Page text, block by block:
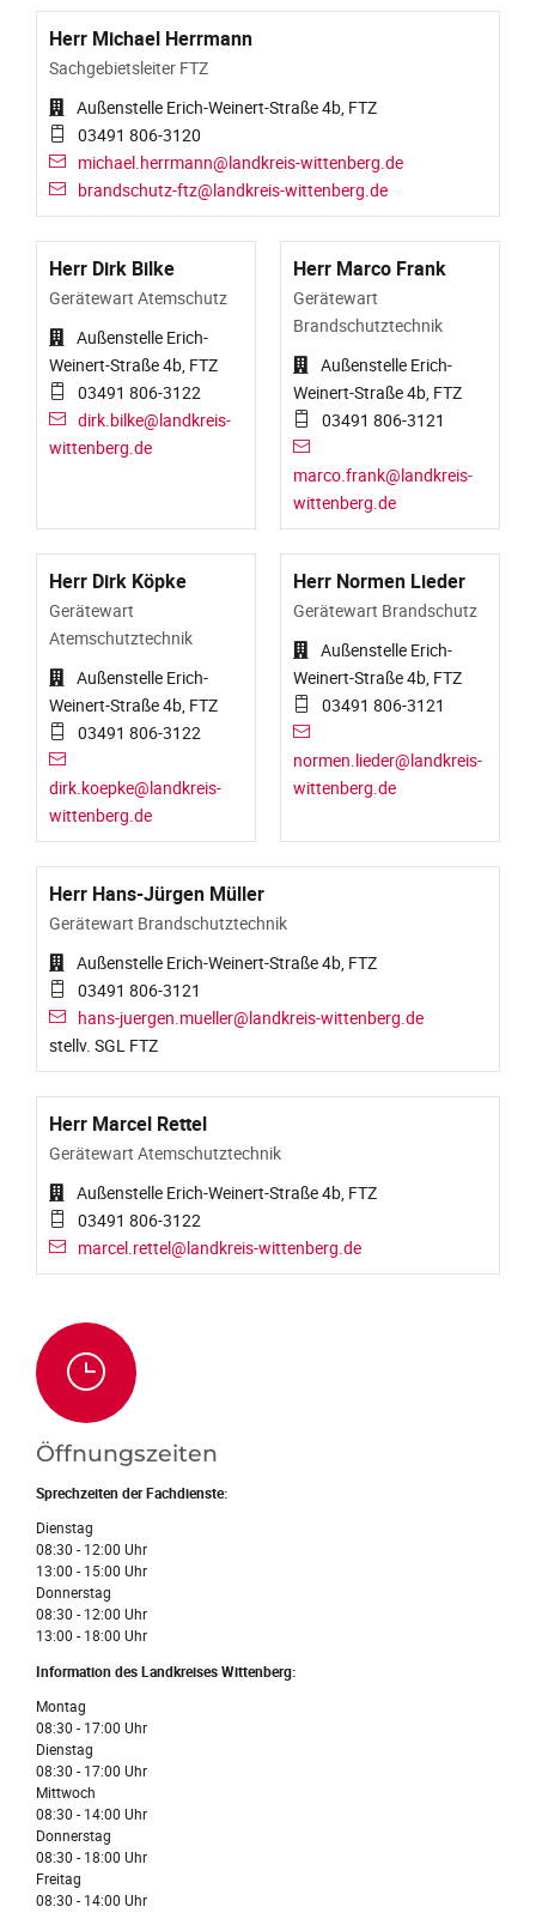
Herr Michael Herrmann
Sachgebietsleiter FTZ
Außenstelle Erich-Weinert-Straße 4b, FTZ
03491 806-3120
michael.herrmann@landkreis-wittenberg.de
brandschutz-ftz@landkreis-wittenberg.de
Herr Dirk Bilke
Gerätewart Atemschutz
Außenstelle Erich-
Weinert-Straße 4b, FTZ
03491 806-3122
dirk.bilke@landkreis-
wittenberg.de
Herr Marco Frank
Gerätewart
Brandschutztechnik
Außenstelle Erich-
Weinert-Straße 4b, FTZ
03491 806-3121
marco.frank@landkreis-
wittenberg.de
Herr Dirk Köpke
Gerätewart
Atemschutztechnik
Außenstelle Erich-
Weinert-Straße 4b, FTZ
03491 806-3122
dirk.koepke@landkreis-
wittenberg.de
Herr Normen Lieder
Gerätewart Brandschutz
Außenstelle Erich-
Weinert-Straße 4b, FTZ
03491 806-3121
normen.lieder@landkreis-
wittenberg.de
Herr Hans-Jürgen Müller
Gerätewart Brandschutztechnik
Außenstelle Erich-Weinert-Straße 4b, FTZ
03491 806-3121
hans-juergen.mueller@landkreis-wittenberg.de
stellv. SGL FTZ
Herr Marcel Rettel
Gerätewart Atemschutztechnik
Außenstelle Erich-Weinert-Straße 4b, FTZ
03491 806-3122
marcel.rettel@landkreis-wittenberg.de
Öffnungszeiten
Sprechzeiten der Fachdienste:
Dienstag
08:30 - 12:00 Uhr
13:00 - 15:00 Uhr
Donnerstag
08:30 - 12:00 Uhr
13:00 - 18:00 Uhr
Information des Landkreises Wittenberg:
Montag
08:30 - 17:00 Uhr
Dienstag
08:30 - 17:00 Uhr
Mittwoch
08:30 - 14:00 Uhr
Donnerstag
08:30 - 18:00 Uhr
Freitag
08:30 - 14:00 Uhr